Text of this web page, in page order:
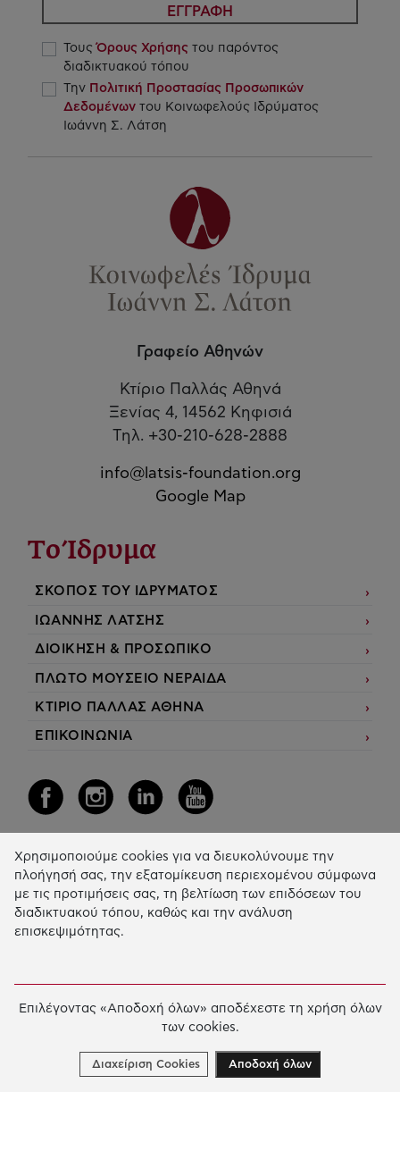
ΕΓΓΡΑΦΗ
ΤουςΌρους Χρήσης του παρόντος
διαδικτυακού τόπου
Την Πολιτική Προστασίας Προσωπικών
Δεδομένων του Κοινωφελούς Ιδρύματος
Ιωάννη Σ. Λάτση
Γραφείο Αθηνών
Κτίριο Παλλάς Αθηνά
Ξενίας 4, 14562 Κηφισιά
Τηλ. +30-210-628-2888
info@latsis-foundation.org
Google Map
Το Ίδρυμα
ΣΚΟΠΟΣ ΤΟΥ ΙΔΡΥΜΑΤΟΣ
ΙΩΑΝΝΗΣ ΛΑΤΣΗΣ
ΔΙΟΙΚΗΣΗ & ΠΡΟΣΩΠΙΚΟ
ΠΛΩΤΟ ΜΟΥΣΕΙΟ ΝΕΡΑΙΔΑ
ΚΤΙΡΙΟ ΠΑΛΛΑΣ ΑΘΗΝΑ
ΕΠΙΚΟΙΝΩΝΙΑ
Η Δράση μας
ΕΚΠΑIΔΕΥΣΗ & ΑΝΑΠΤΥΞΗ ΔΕΞΙΟΤΗΤΩΝ
ΚΑΙΝΟΤΟΜΙΑ & ΒΙΩΣΙΜΗ ΑΝΑΠΤΥΞΗ
ΧΡΗΜΑΤΟΔΟΤΗΣΕΙΣ
Χρησιμοποιούμε cookies για να διευκολύνουμε την
πλοήγησή σας, την εξατομίκευση περιεχομένου σύμφωνα
με τις προτιμήσεις σας, τη βελτίωση των επιδόσεων του
διαδικτυακού τόπου, καθώς και την ανάλυση
επισκεψιμότητας.
Επιλέγοντας «Αποδοχή όλων» αποδέχεστε τη χρήση όλων
των cookies.
Διαχείριση Cookies Αποδοχή όλων